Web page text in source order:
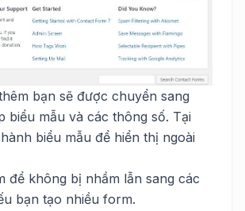
bạn sẽ được chuyển sang
biểu mẫu và các thông số. Tại
biểu mẫu để hiển thị ngoài
để không bị nhầm lẫn sang các
bạn tạo nhiều form.